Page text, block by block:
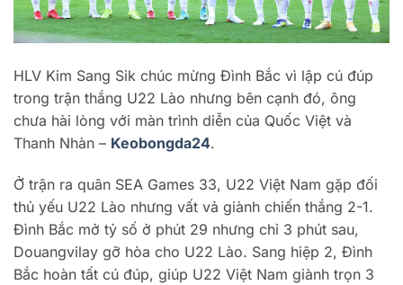
HLV Kim Sang Sik chúc mừng Đình Bắc vì lập cú đúp
trong trận thắng U22 Lào nhưng bên cạnh đó, ông
chưa hài lòng với màn trình diễn của Quốc Việt và
Thanh Nhàn – Keobongda24.
Ở trận ra quân SEA Games 33, U22 Việt Nam gặp đối
thủ yếu U22 Lào nhưng vất vả giành chiến thắng 2-1.
Đình Bắc mở tỷ số ở phút 29 nhưng chỉ 3 phút sau,
Douangvilay gỡ hòa cho U22 Lào. Sang hiệp 2, Đình
Bắc hoàn tất cú đúp, giúp U22 Việt Nam giành trọn 3